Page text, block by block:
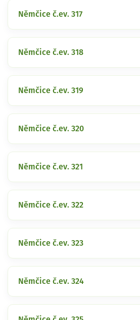
Němčice č.ev. 317
Němčice č.ev. 318
Němčice č.ev. 319
Němčice č.ev. 320
Němčice č.ev. 321
Němčice č.ev. 322
Němčice č.ev. 323
Němčice č.ev. 324